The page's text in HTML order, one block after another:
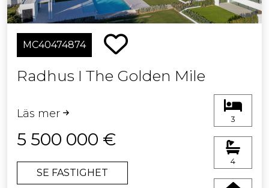
MC40474874
Radhus I The Golden Mile
Läs mer
5 500 000 €
SE FASTIGHET
3
4